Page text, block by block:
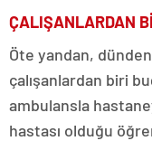
ÇALIŞANLARDAN
Öte yandan,
çalışanlardan biri
ambulansla
hastası olduğu